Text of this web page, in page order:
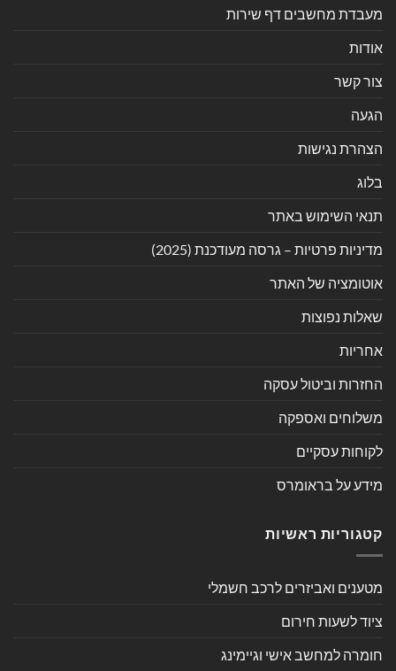
מעבדת מחשבים דף שירות
אודות
צור קשר
הגעה
הצהרת נגישות
בלוג
תנאי השימוש באתר
מדיניות פרטיות – גרסה מעודכנת (2025)
אוטומציה של האתר
שאלות נפוצות
אחריות
החזרות וביטול עסקה
משלוחים ואספקה
לקוחות עסקיים
מידע על בראומרס
קטגוריות ראשיות
מטענים ואביזרים לרכב חשמלי
ציוד לשעות חירום
חומרה למחשב אישי וגיימינג